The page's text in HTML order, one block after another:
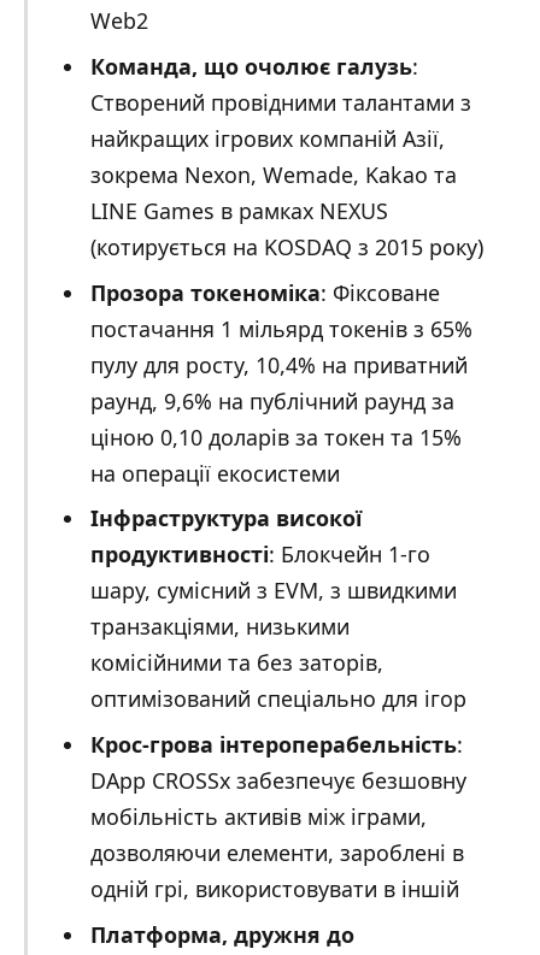
Web2
Команда, що очолює галузь:
Створений провідними талантами з
найкращих ігрових компаній Азії,
зокрема Nexon, Wemade, Kakao та
LINE Games в рамках NEXUS
(котирується на KOSDAQ з 2015 року)
Прозора токеноміка: Фіксоване
постачання 1 мільярд токенів з 65%
пулу для росту, 10,4% на приватний
раунд, 9,6% на публічний раунд за
ціною 0,10 доларів за токен та 15%
на операції екосистеми
Інфраструктура високої
продуктивності: Блокчейн 1-го
шару, сумісний з EVM, з швидкими
транзакціями, низькими
комісійними та без заторів,
оптимізований спеціально для ігор
Крос-грова інтероперабельність:
DApp CROSSx забезпечує безшовну
мобільність активів між іграми,
дозволяючи елементи, зароблені в
одній грі, використовувати в іншій
Платформа, дружня до